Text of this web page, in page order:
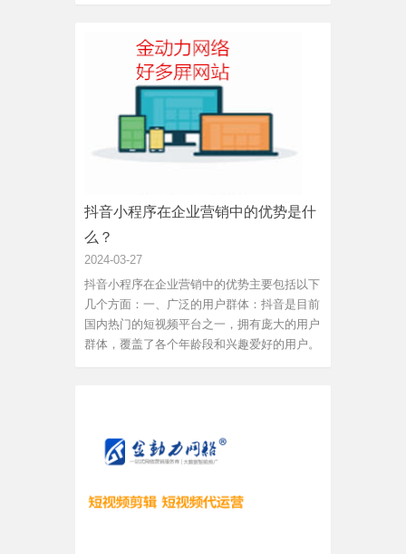
可触达大量潜在用户的机会。根据数据显示，
抖音在2020年的月活跃...
抖音小程序在企业营销中的优势是什
么？
2024-03-27
抖音小程序在企业营销中的优势主要包括以下
几个方面：一、广泛的用户群体：抖音是目前
国内热门的短视频平台之一，拥有庞大的用户
群体，覆盖了各个年龄段和兴趣爱好的用户。